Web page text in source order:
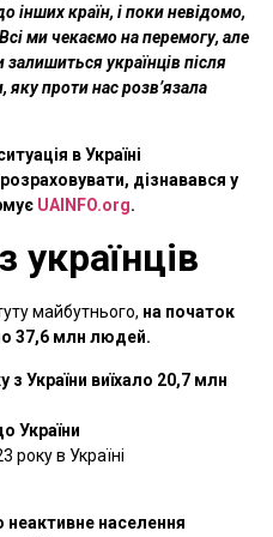
інших країн, і поки невідомо,
ми чекаємо на перемогу, але
українців після
яку проти нас розв’язала
в Україні
дізнавався у
UAINFO.org.
українців
майбутнього, на початок
37,6 млн людей.
з України виїхало 20,7 млн
України
року в Україні
населення